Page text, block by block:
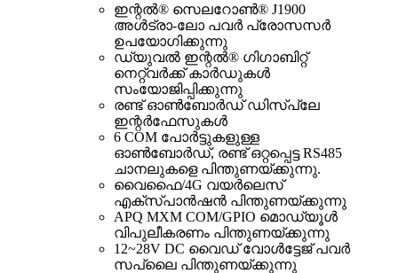
ഇന്റൽ® സെലറോൺ® J1900
അൾട്രാ-ലോ പവർ പ്രോസസർ
ഉപയോഗിക്കുന്നു
ഡ്യുവൽ ഇന്റൽ® ഗിഗാബിറ്റ്
നെറ്റ്‌വർക്ക് കാർഡുകൾ
സംയോജിപ്പിക്കുന്നു
രണ്ട് ഓൺബോർഡ് ഡിസ്പ്ലേ
ഇന്റർഫേസുകൾ
6 COM പോർട്ടുകളുള്ള
ഓൺ‌ബോർഡ്, രണ്ട് ഒറ്റപ്പെട്ട RS485
ചാനലുകളെ പിന്തുണയ്ക്കുന്നു.
വൈഫൈ/4G വയർലെസ്
എക്സ്പാൻഷൻ പിന്തുണയ്ക്കുന്നു
APQ MXM COM/GPIO മൊഡ്യൂൾ
വിപുലീകരണം പിന്തുണയ്ക്കുന്നു
12~28V DC വൈഡ് വോൾട്ടേജ് പവർ
സപ്ലൈ പിന്തുണയ്ക്കുന്നു